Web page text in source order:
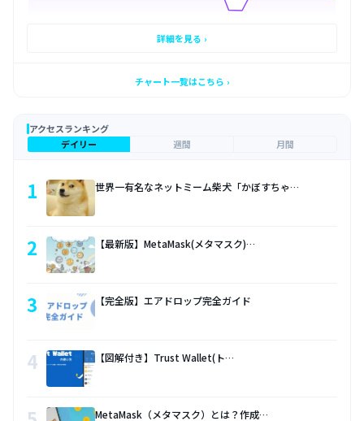
詳細を見る ›
チャート一覧はこちら ›
アクセスランキング
デイリー
週間 月間
1 世界一有名なネットミーム柴犬「かぼすちゃ…
2 【最新版】MetaMask(メタマスク)…
3 【完全版】エアドロップ完全ガイド
4 【図解付き】Trust Wallet(ト…
MetaMask（メタマスク）とは？作成…